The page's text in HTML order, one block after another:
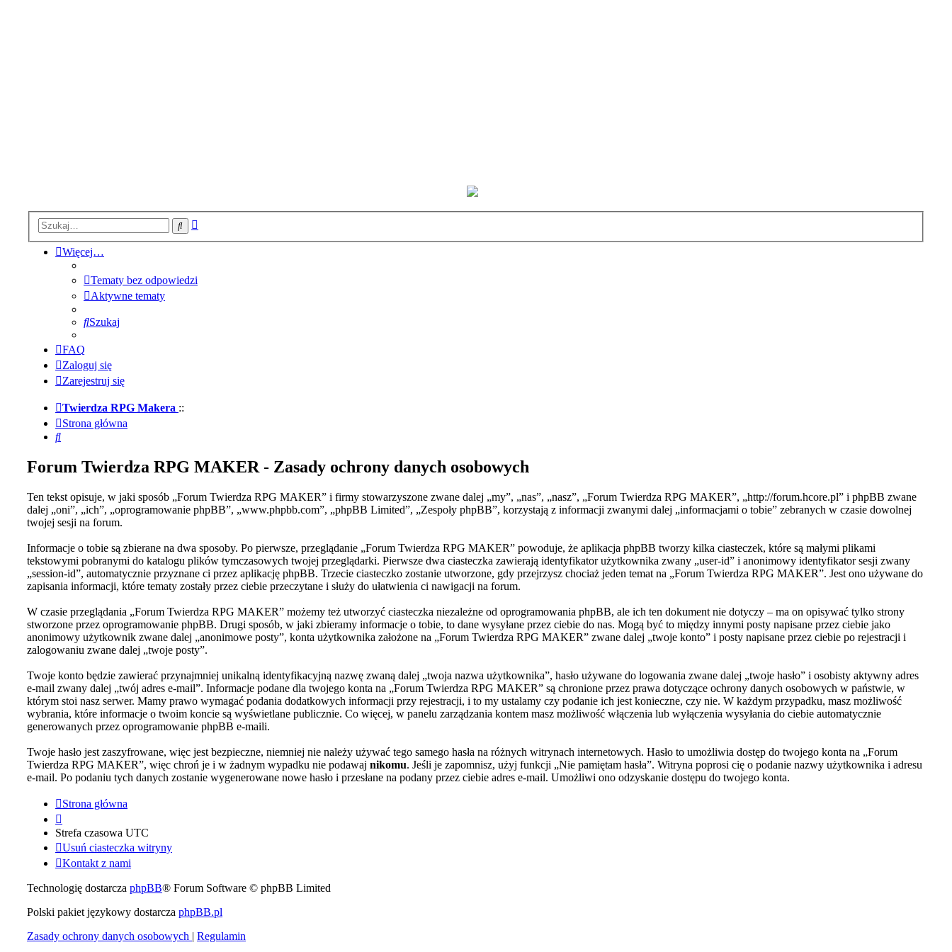
Szukaj
Więcej…
Tematy bez odpowiedzi
Aktywne tematy
Szukaj
FAQ
Zaloguj się
Zarejestruj się
Twierdza RPG Makera ::
Strona główna
Szukaj
Forum Twierdza RPG MAKER - Zasady ochrony danych osobowych
Ten tekst opisuje, w jaki sposób „Forum Twierdza RPG MAKER” i firmy stowarzyszone zwane dalej „my”, „nas”, „nasz”, „Forum Twierdza RPG MAKER”, „http://forum.hcore.pl” i phpBB zwane
dalej „oni”, „ich”, „oprogramowanie phpBB”, „www.phpbb.com”, „phpBB Limited”, „Zespoły phpBB”, korzystają z informacji zwanymi dalej „informacjami o tobie” zebranych w czasie dowolnej
twojej sesji na forum.
Informacje o tobie są zbierane na dwa sposoby. Po pierwsze, przeglądanie „Forum Twierdza RPG MAKER” powoduje, że aplikacja phpBB tworzy kilka ciasteczek, które są małymi plikami
tekstowymi pobranymi do katalogu plików tymczasowych twojej przeglądarki. Pierwsze dwa ciasteczka zawierają identyfikator użytkownika zwany „user-id” i anonimowy identyfikator sesji zwany
„session-id”, automatycznie przyznane ci przez aplikację phpBB. Trzecie ciasteczko zostanie utworzone, gdy przejrzysz chociaż jeden temat na „Forum Twierdza RPG MAKER”. Jest ono używane do
zapisania informacji, które tematy zostały przez ciebie przeczytane i służy do ułatwienia ci nawigacji na forum.
W czasie przeglądania „Forum Twierdza RPG MAKER” możemy też utworzyć ciasteczka niezależne od oprogramowania phpBB, ale ich ten dokument nie dotyczy – ma on opisywać tylko strony
stworzone przez oprogramowanie phpBB. Drugi sposób, w jaki zbieramy informacje o tobie, to dane wysyłane przez ciebie do nas. Mogą być to między innymi posty napisane przez ciebie jako
anonimowy użytkownik zwane dalej „anonimowe posty”, konta użytkownika założone na „Forum Twierdza RPG MAKER” zwane dalej „twoje konto” i posty napisane przez ciebie po rejestracji i
zalogowaniu zwane dalej „twoje posty”.
Twoje konto będzie zawierać przynajmniej unikalną identyfikacyjną nazwę zwaną dalej „twoja nazwa użytkownika”, hasło używane do logowania zwane dalej „twoje hasło” i osobisty aktywny adres
e-mail zwany dalej „twój adres e-mail”. Informacje podane dla twojego konta na „Forum Twierdza RPG MAKER” są chronione przez prawa dotyczące ochrony danych osobowych w państwie, w
którym stoi nasz serwer. Mamy prawo wymagać podania dodatkowych informacji przy rejestracji, i to my ustalamy czy podanie ich jest konieczne, czy nie. W każdym przypadku, masz możliwość
wybrania, które informacje o twoim koncie są wyświetlane publicznie. Co więcej, w panelu zarządzania kontem masz możliwość włączenia lub wyłączenia wysyłania do ciebie automatycznie
generowanych przez oprogramowanie phpBB e-maili.
Twoje hasło jest zaszyfrowane, więc jest bezpieczne, niemniej nie należy używać tego samego hasła na różnych witrynach internetowych. Hasło to umożliwia dostęp do twojego konta na „Forum
Twierdza RPG MAKER”, więc chroń je i w żadnym wypadku nie podawaj nikomu. Jeśli je zapomnisz, użyj funkcji „Nie pamiętam hasła”. Witryna poprosi cię o podanie nazwy użytkownika i adresu
e-mail. Po podaniu tych danych zostanie wygenerowane nowe hasło i przesłane na podany przez ciebie adres e-mail. Umożliwi ono odzyskanie dostępu do twojego konta.
Strona główna
Strefa czasowa UTC
Usuń ciasteczka witryny
Kontakt z nami
Technologię dostarcza phpBB® Forum Software © phpBB Limited
Polski pakiet językowy dostarcza phpBB.pl
Zasady ochrony danych osobowych | Regulamin